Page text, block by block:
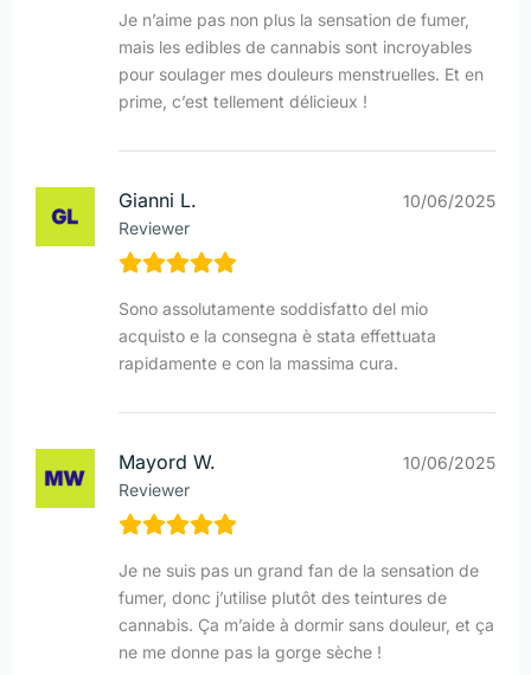
Je n’aime pas non plus la sensation de fumer,
mais les edibles de cannabis sont incroyables
pour soulager mes douleurs menstruelles. Et en
prime, c’est tellement délicieux !
Gianni L.
Reviewer
10/06/2025
Sono assolutamente soddisfatto del mio
acquisto e la consegna è stata effettuata
rapidamente e con la massima cura.
Mayord W.
Reviewer
10/06/2025
Je ne suis pas un grand fan de la sensation de
fumer, donc j’utilise plutôt des teintures de
cannabis. Ça m’aide à dormir sans douleur, et ça
ne me donne pas la gorge sèche !